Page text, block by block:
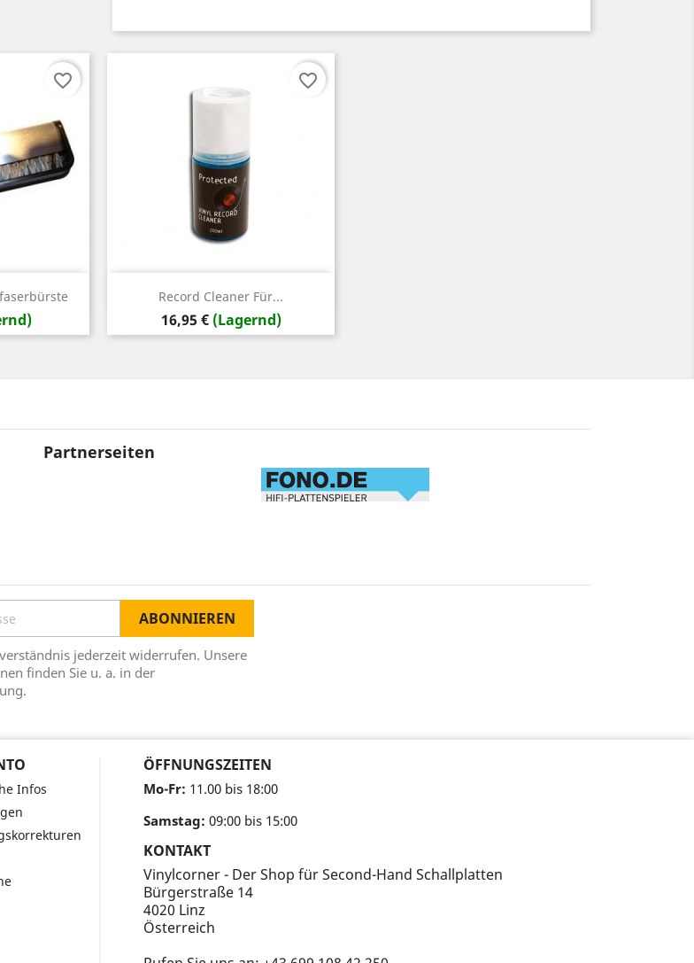
favorite_border
Record Cleaner Für...
Preis
16,95 € (Lagernd)
Vorschau
favorite_border
Partnerseiten
jederzeit widerrufen. Unsere
finden Sie u. a. in der
Infos
ÖFFNUNGSZEITEN
Mo-Fr: 11.00 bis 18:00
Samstag: 09:00 bis 15:00
KONTAKT
Vinylcorner - Der Shop für Second-Hand Schallplatten
Bürgerstraße 14
4020 Linz
Österreich